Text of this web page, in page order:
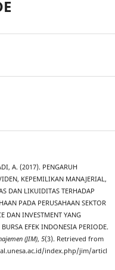
A. (2017). PENGARUH
KEPEMILIKAN MANAJERIAL,
DAN LIKUIDITAS TERHADAP
PADA PERUSAHAAN SEKTOR
DAN INVESTMENT YANG
EFEK INDONESIA PERIODE.
(JIM),5(3). Retrieved from
index.php/jim/articl